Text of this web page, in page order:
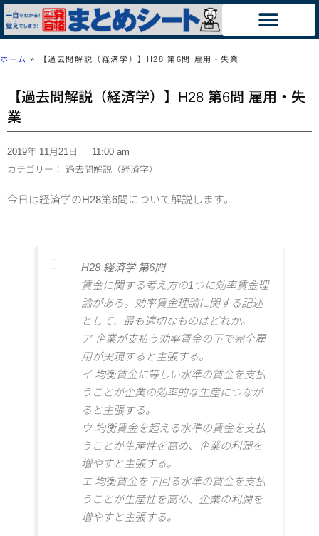
ホーム » 【過去問解説（経済学）】H28 第6問 雇用・失業
【過去問解説（経済学）】H28 第6問 雇用・失
業
2019年 11月21日
11:00 am
カテゴリー： 過去問解説（経済学）
今日は経済学のH28第6問について解説します。
H28 経済学 第6問
賃金に関する考え方の1つに効率賃金理
論がある。効率賃金理論に関する記述
として、最も適切なものはどれか。
ア 企業が支払う効率賃金の下で完全雇
用が実現すると主張する。
イ 均衡賃金に等しい水準の賃金を支払
うことが企業の効率的な生産につなが
ると主張する。
ウ 均衡賃金を超える水準の賃金を支払
うことが生産性を高め、企業の利潤を
増やすと主張する。
エ 均衡賃金を下回る水準の賃金を支払
うことが生産性を高め、企業の利潤を
増やすと主張する。